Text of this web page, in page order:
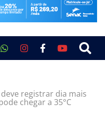
deve registrar dia mais
chegar a 35°C